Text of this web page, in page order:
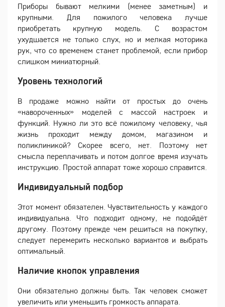
Приборы бывают мелкими (менее заметным) и
крупными. Для пожилого человека лучше
приобретать крупную модель. С возрастом
ухудшается не только слух, но и мелкая моторика
рук, что со временем станет проблемой, если прибор
слишком миниатюрный.
Уровень технологий
В продаже можно найти от простых до очень
«навороченных» моделей с массой настроек и
функций. Нужно ли это всё пожилому человеку, чья
жизнь проходит между домом, магазином и
поликлиникой? Скорее всего, нет. Поэтому нет
смысла переплачивать и потом долгое время изучать
инструкцию. Простой аппарат тоже хорошо справится.
Индивидуальный подбор
Этот момент обязателен. Чувствительность у каждого
индивидуальна. Что подходит одному, не подойдёт
другому. Поэтому прежде чем решиться на покупку,
следует перемерить несколько вариантов и выбрать
оптимальный.
Наличие кнопок управления
Они обязательно должны быть. Так человек сможет
увеличить или уменьшить громкость аппарата.